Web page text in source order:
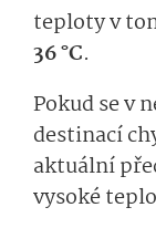
teploty v
36 °C.
Pokud se v
destinací
aktuální
vysoké